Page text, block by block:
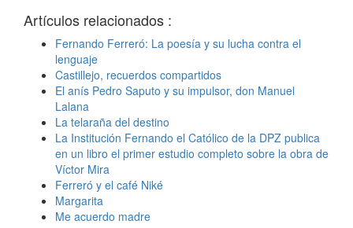
Artículos relacionados :
Fernando Ferreró: La poesía y su lucha contra el
lenguaje
Castillejo, recuerdos compartidos
El anís Pedro Saputo y su impulsor, don Manuel
Lalana
La telaraña del destino
La Institución Fernando el Católico de la DPZ publica
en un libro el primer estudio completo sobre la obra de
Víctor Mira
Ferreró y el café Niké
Margarita
Me acuerdo madre